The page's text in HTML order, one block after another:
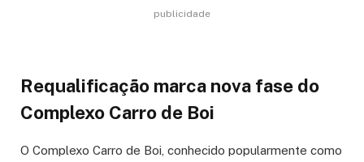
publicidade
Requalificação marca nova fase do
Complexo Carro de Boi
O Complexo Carro de Boi, conhecido popularmente como